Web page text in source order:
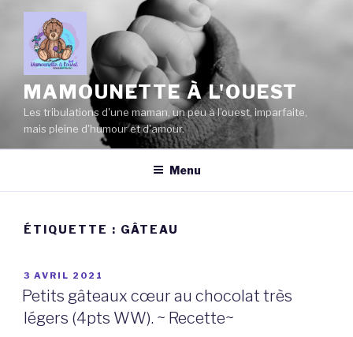
contenu
principal
MAMOUNETTE À L'OUEST
Les tribulations d'une maman, un peu à l'ouest, imparfaite,
mais pleine d'humour et d'amour.
Menu
ÉTIQUETTE : GÂTEAU
PUBLIÉ
LE
3 AVRIL 2021
Petits gâteaux cœur au chocolat très
légers (4pts WW). ~ Recette~